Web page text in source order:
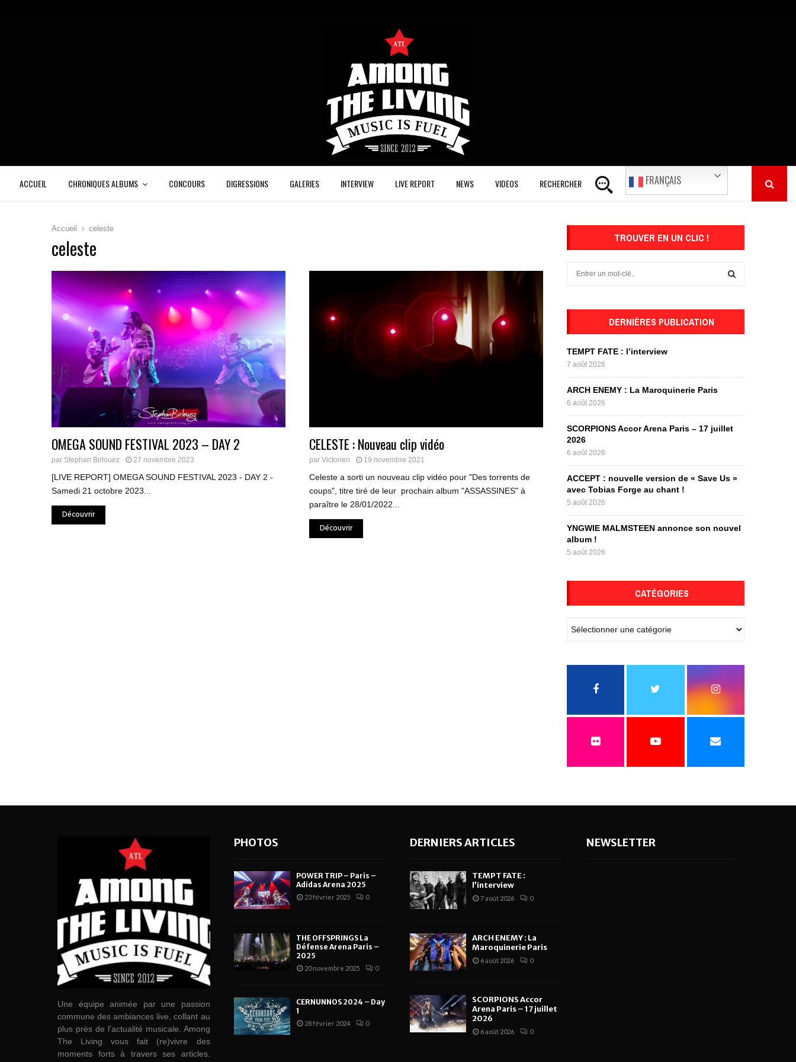
ACCUEIL CHRONIQUES ALBUMS CONCOURS DIGRESSIONS GALERIES INTERVIEW LIVE REPORT NEWS VIDEOS RECHERCHER FRANÇAIS
Accueil celeste
celeste
OMEGA SOUND FESTIVAL 2023 – DAY 2
par Stephan Birlouez 27 novembre 2023
[LIVE REPORT] OMEGA SOUND FESTIVAL 2023 - DAY 2 -
Samedi 21 octobre 2023...
Découvrir
CELESTE : Nouveau clip vidéo
par Victorien 19 novembre 2021
Celeste a sorti un nouveau clip vidéo pour "Des torrents de
coups", titre tiré de leur prochain album "ASSASSINES" à
paraître le 28/01/2022...
Découvrir
TROUVER EN UN CLIC !
o
r
DERNIÈRES PUBLICATION
TEMPT FATE : l’interview
7 août 2026
ARCH ENEMY : La Maroquinerie Paris
6 août 2026
SCORPIONS Accor Arena Paris – 17 juillet
2026
6 août 2026
ACCEPT : nouvelle version de « Save Us »
avec Tobias Forge au chant !
5 août 2026
YNGWIE MALMSTEEN annonce son nouvel
album !
5 août 2026
CATÉGORIES
Une équipe animée par une passion
commune des ambiances live, collant au
plus près de l’actualité musicale. Among
The Living vous fait (re)vivre des
moments forts à travers ses articles.
PHOTOS
POWER TRIP – Paris –
Adidas Arena 2025
23 février 2025 0
THE OFFSPRINGS La
Défense Arena Paris –
2025
20 novembre 2025 0
CERNUNNOS 2024 – Day
1
28 février 2024 0
DERNIERS ARTICLES
TEMPT FATE :
l’interview
7 août 2026 0
ARCH ENEMY : La
Maroquinerie Paris
6 août 2026 0
SCORPIONS Accor
Arena Paris – 17 juillet
2026
6 août 2026 0
NEWSLETTER